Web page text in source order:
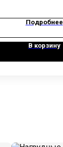
Подробнее
В корзину